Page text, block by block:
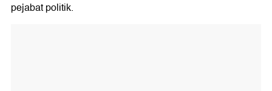
pejabat politik.